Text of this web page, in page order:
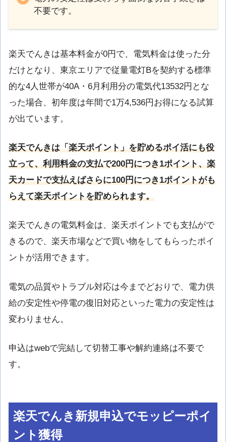
不要です。
楽天でんきは基本料金が0円で、電気料金は使った分
だけとなり、東京エリアで従量電灯Bを契約する標準
的な4人世帯が40A・6月利用分の電気代13532円とな
った場合、初年度は年間で1万4,536円お得になる試算
が出ています。
楽天でんきは「楽天ポイント」を貯めるポイ活にも役
立って、利用料金の支払で200円につき1ポイント、楽
天カードで支払えばさらに100円につき1ポイントがも
らえて楽天ポイントを貯められます。
楽天でんきの電気料金は、楽天ポイントでも支払がで
きるので、楽天市場などで買い物をしてもらったポイ
ントが活用できます。
電気の品質やトラブル対応は今までどおりで、電力供
給の安定性や停電の復旧対応といった電力の安定性は
変わりません。
申込はwebで完結して切替工事や解約連絡は不要で
す。
楽天でんき新規申込でモッピーポイ
ント獲得